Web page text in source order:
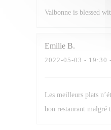
Valbonne is blessed
Emilie B
2022-05-03 - 19:30
Les meilleurs plats
bon restaurant malgré